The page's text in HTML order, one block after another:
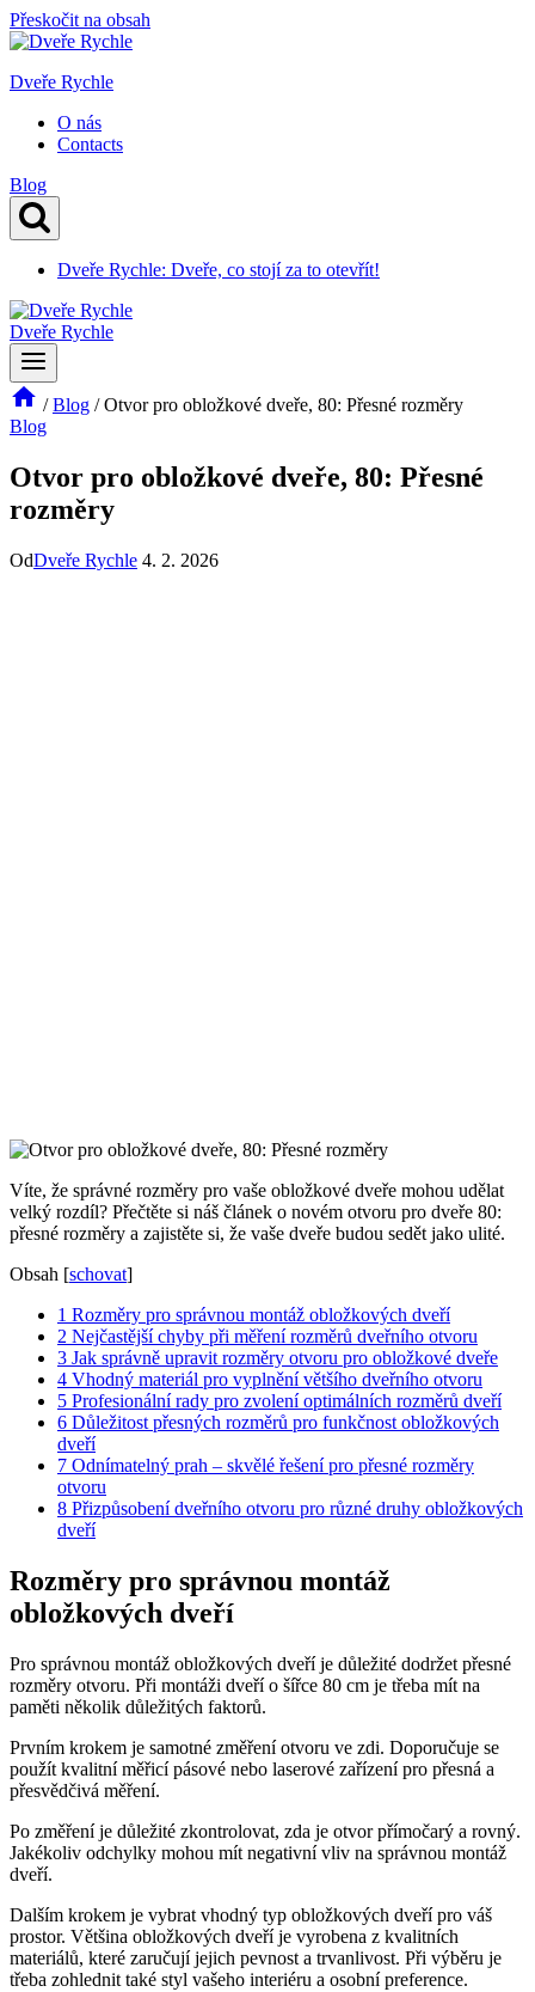
Přeskočit na obsah
Dveře Rychle
O nás
Contacts
Blog
Dveře Rychle: Dveře, co stojí za to otevřít!
Dveře Rychle
/ Blog / Otvor pro obložkové dveře, 80: Přesné rozměry
Blog
Otvor pro obložkové dveře, 80: Přesné
rozměry
OdDveře Rychle 4. 2. 2026
Víte, že správné rozměry pro vaše obložkové dveře mohou udělat
velký rozdíl? Přečtěte si náš článek o novém otvoru pro dveře 80:
přesné rozměry a zajistěte si, že vaše dveře budou sedět jako ulité.
Obsah [schovat]
1 Rozměry pro správnou montáž obložkových dveří
2 Nejčastější chyby při měření rozměrů dveřního otvoru
3 Jak správně upravit rozměry otvoru pro obložkové dveře
4 Vhodný materiál pro vyplnění většího dveřního otvoru
5 Profesionální rady pro zvolení optimálních rozměrů dveří
6 Důležitost přesných rozměrů pro funkčnost obložkových
dveří
7 Odnímatelný prah – skvělé řešení pro přesné rozměry
otvoru
8 Přizpůsobení dveřního otvoru pro různé druhy obložkových
dveří
Rozměry pro správnou montáž
obložkových dveří
Pro správnou montáž obložkových dveří je důležité dodržet přesné
rozměry otvoru. Při montáži dveří o šířce 80 cm je třeba mít na
paměti několik důležitých faktorů.
Prvním krokem je samotné změření otvoru ve zdi. Doporučuje se
použít kvalitní měřicí pásové nebo laserové zařízení pro přesná a
přesvědčivá měření.
Po změření je důležité zkontrolovat, zda je otvor přímočarý a rovný.
Jakékoliv odchylky mohou mít negativní vliv na správnou montáž
dveří.
Dalším krokem je vybrat vhodný typ obložkových dveří pro váš
prostor. Většina obložkových dveří je vyrobena z kvalitních
materiálů, které zaručují jejich pevnost a trvanlivost. Při výběru je
třeba zohlednit také styl vašeho interiéru a osobní preference.